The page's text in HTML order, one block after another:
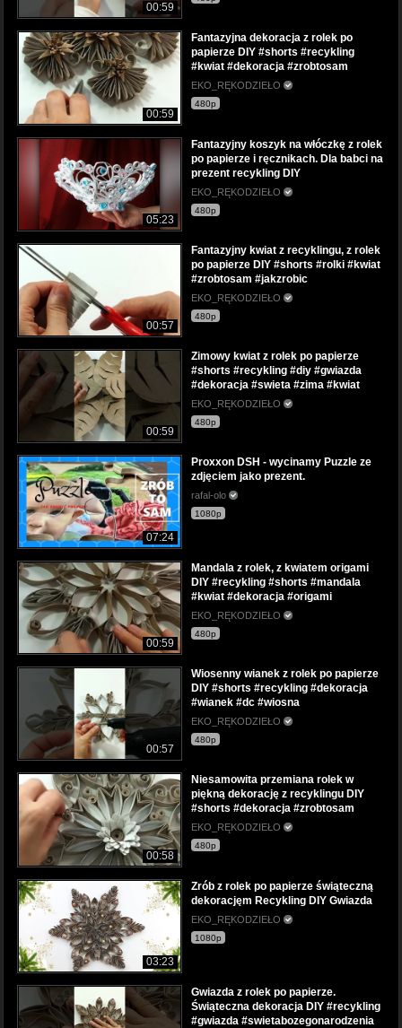
00:59
00:59
Fantazyjna dekoracja z rolek po
papierze DIY #shorts #recykling
#kwiat #dekoracja #zrobtosam
EKO_RĘKODZIEŁO
480p
05:23
Fantazyjny koszyk na włóczkę z rolek
po papierze i ręcznikach. Dla babci na
prezent recykling DIY
EKO_RĘKODZIEŁO
480p
00:57
Fantazyjny kwiat z recyklingu, z rolek
po papierze DIY #shorts #rolki #kwiat
#zrobtosam #jakzrobic
EKO_RĘKODZIEŁO
480p
00:59
Zimowy kwiat z rolek po papierze
#shorts #recykling #diy #gwiazda
#dekoracja #swieta #zima #kwiat
EKO_RĘKODZIEŁO
480p
07:24
Proxxon DSH - wycinamy Puzzle ze
zdjęciem jako prezent.
rafal-olo
1080p
00:59
Mandala z rolek, z kwiatem origami
DIY #recykling #shorts #mandala
#kwiat #dekoracja #origami
EKO_RĘKODZIEŁO
480p
00:57
Wiosenny wianek z rolek po papierze
DIY #shorts #recykling #dekoracja
#wianek #dc #wiosna
EKO_RĘKODZIEŁO
480p
00:58
Niesamowita przemiana rolek w
piękną dekorację z recyklingu DIY
#shorts #dekoracja #zrobtosam
EKO_RĘKODZIEŁO
480p
03:23
Zrób z rolek po papierze świąteczną
dekoracjęm Recykling DIY Gwiazda
EKO_RĘKODZIEŁO
1080p
Gwiazda z rolek po papierze.
Świąteczna dekoracja DIY #recykling
#gwiazda #swietabozegonarodzenia